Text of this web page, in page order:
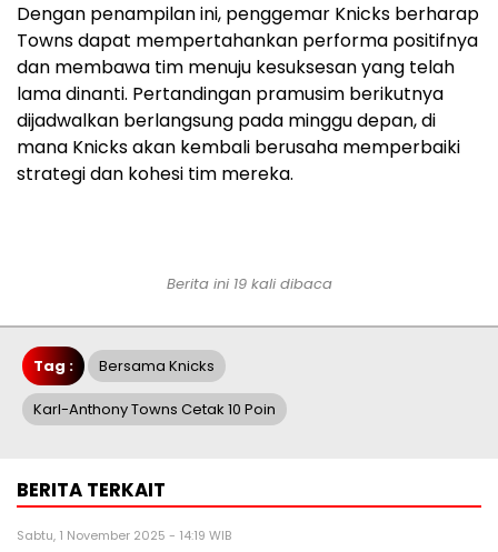
Dengan penampilan ini, penggemar Knicks berharap
Towns dapat mempertahankan performa positifnya
dan membawa tim menuju kesuksesan yang telah
lama dinanti. Pertandingan pramusim berikutnya
dijadwalkan berlangsung pada minggu depan, di
mana Knicks akan kembali berusaha memperbaiki
strategi dan kohesi tim mereka.
Berita ini 19 kali dibaca
Tag : Bersama Knicks
Karl-Anthony Towns Cetak 10 Poin
BERITA TERKAIT
Sabtu, 1 November 2025 - 14:19 WIB